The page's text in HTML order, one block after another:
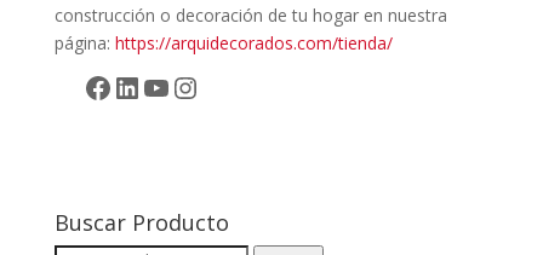
construcción o decoración de tu hogar en nuestra
página: https://arquidecorados.com/tienda/
Facebook
LinkedIn
YouTube
Instagram
Buscar Producto